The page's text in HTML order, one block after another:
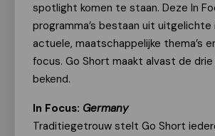
spotlight komen te staan. Deze In
programma’s bestaan uit uitgelichte
actuele, maatschappelijke thema’s
focus. Go Short maakt alvast de
bekend.
In Focus: Germany
Traditiegetrouw stelt Go Short